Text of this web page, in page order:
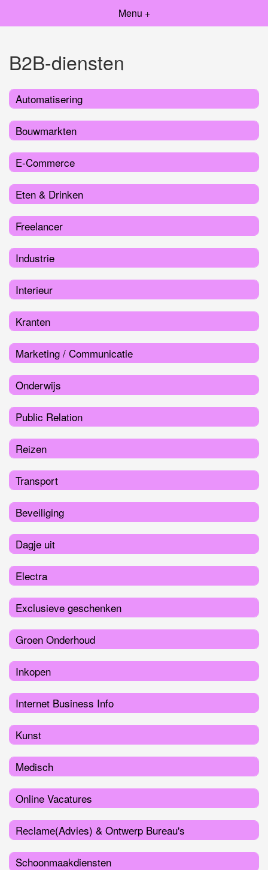
Menu +
B2B-diensten
Automatisering
Bouwmarkten
E-Commerce
Eten & Drinken
Freelancer
Industrie
Interieur
Kranten
Marketing / Communicatie
Onderwijs
Public Relation
Reizen
Transport
Beveiliging
Dagje uit
Electra
Exclusieve geschenken
Groen Onderhoud
Inkopen
Internet Business Info
Kunst
Medisch
Online Vacatures
Reclame(Advies) & Ontwerp Bureau's
Schoonmaakdiensten